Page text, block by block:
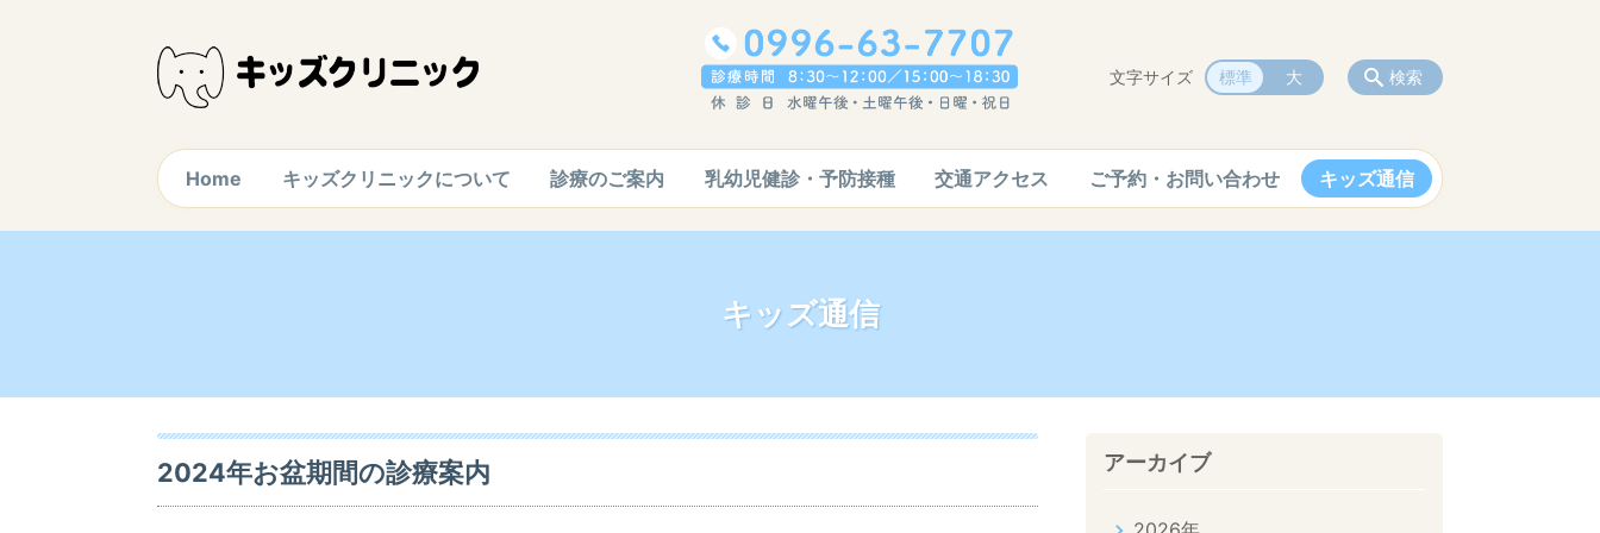
Home キッズクリニックについて 診療のご案内 乳幼児健診・予防接種 交通アクセス ご予約・お問い合わせ キッズ通信
検索
文字サイズ 標準 大
キッズ通信
2024年お盆期間の診療案内 アーカイブ